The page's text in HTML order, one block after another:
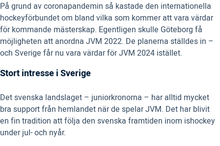
På grund av coronapandemin så kastade den internationella
hockeyförbundet om bland vilka som kommer att vara värdar
för kommande mästerskap. Egentligen skulle Göteborg få
möjligheten att anordna JVM 2022. De planerna ställdes in –
och Sverige får nu vara värdar för JVM 2024 istället.
Stort intresse i Sverige
Det svenska landslaget – juniorkronorna – har alltid mycket
bra support från hemlandet när de spelar JVM. Det har blivit
en fin tradition att följa den svenska framtiden inom ishockey
under jul- och nyår.